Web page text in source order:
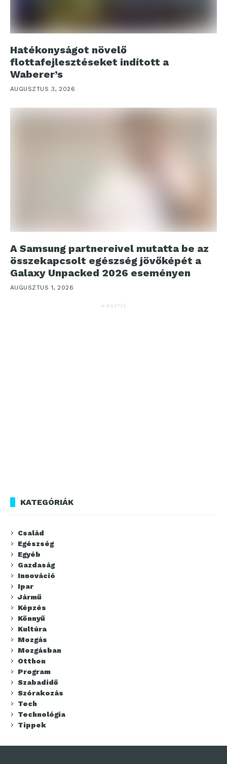
Hatékonyságot növelő
flottafejlesztéseket indított a
Waberer’s
AUGUSZTUS 3, 2026
A Samsung partnereivel mutatta be az
összekapcsolt egészség jövőképét a
Galaxy Unpacked 2026 eseményen
AUGUSZTUS 1, 2026
HIRDETÉS
KATEGÓRIÁK
Család
Egészség
Egyéb
Gazdaság
Innováció
Ipar
Jármű
Képzés
Könnyű
Kultúra
Mozgás
Mozgásban
Otthon
Program
Szabadidő
Szórakozás
Tech
Technológia
Tippek